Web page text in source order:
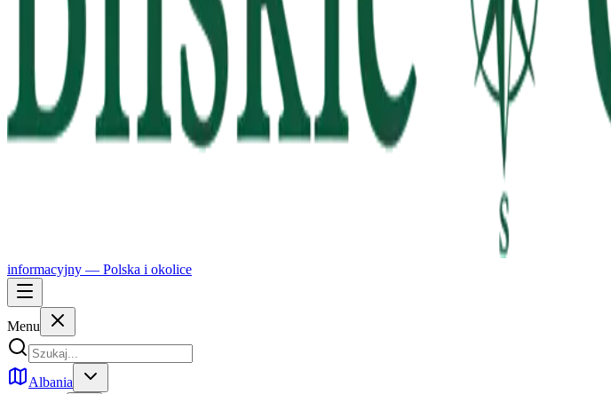
informacyjny — Polska i okolice
Menu
Albania